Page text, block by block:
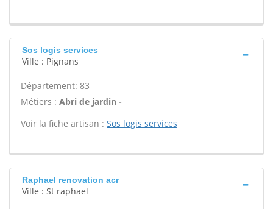
Sos logis services
Ville : Pignans
Département: 83
Métiers : Abri de jardin -
Voir la fiche artisan : Sos logis services
Raphael renovation acr
Ville : St raphael